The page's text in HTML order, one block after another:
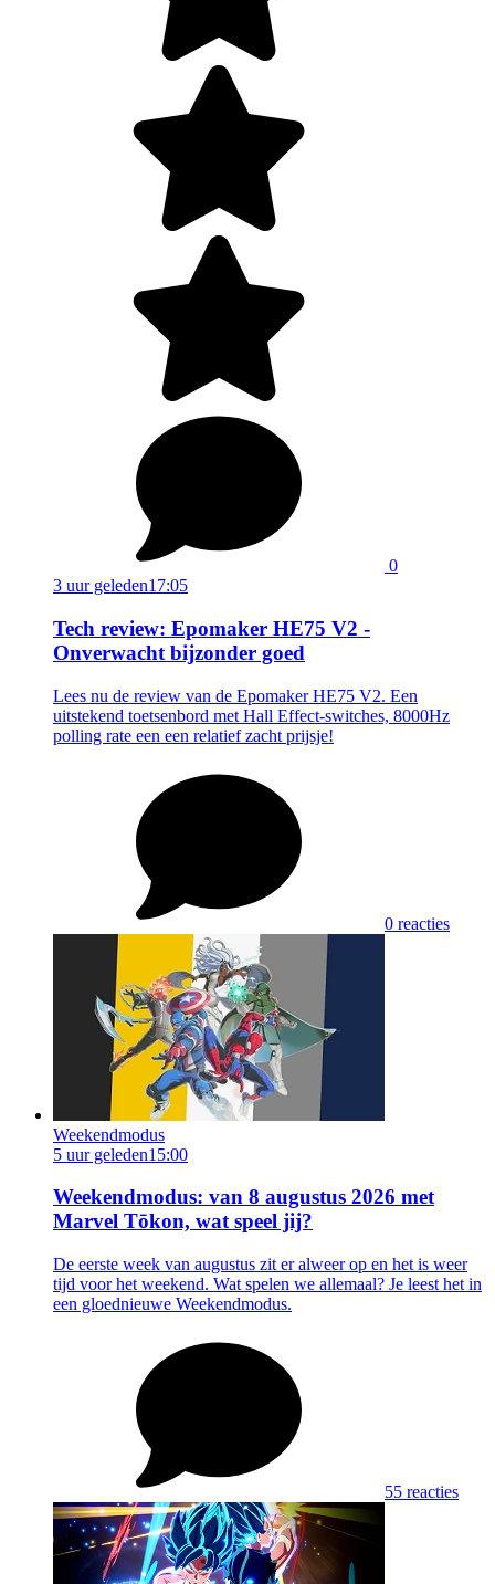
0
3 uur geleden17:05
Tech review: Epomaker HE75 V2 -
Onverwacht bijzonder goed
Lees nu de review van de Epomaker HE75 V2. Een
uitstekend toetsenbord met Hall Effect-switches, 8000Hz
polling rate een een relatief zacht prijsje!
0 reacties
Weekendmodus
5 uur geleden15:00
Weekendmodus: van 8 augustus 2026 met
Marvel Tōkon, wat speel jij?
De eerste week van augustus zit er alweer op en het is weer
tijd voor het weekend. Wat spelen we allemaal? Je leest het in
een gloednieuwe Weekendmodus.
55 reacties